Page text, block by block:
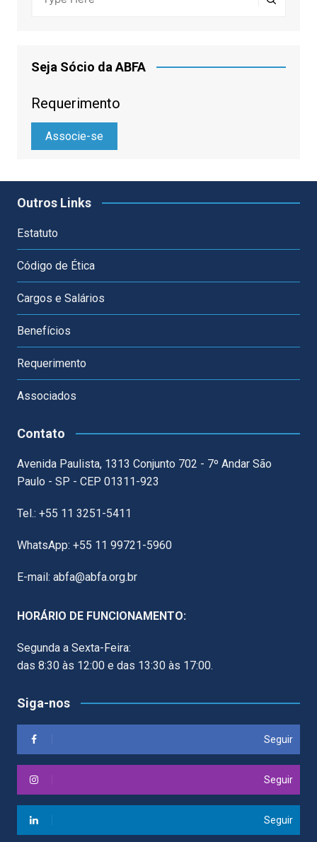
Seja Sócio da ABFA
Requerimento
Associe-se
Outros Links
Estatuto
Código de Ética
Cargos e Salários
Benefícios
Requerimento
Associados
Contato
Avenida Paulista, 1313 Conjunto 702 - 7º Andar São
Paulo - SP - CEP 01311-923
Tel.: +55 11 3251-5411
WhatsApp: +55 11 99721-5960
E-mail: abfa@abfa.org.br
HORÁRIO DE FUNCIONAMENTO:
Segunda a Sexta-Feira:
das 8:30 às 12:00 e das 13:30 às 17:00.
Siga-nos
Seguir
Seguir
Seguir